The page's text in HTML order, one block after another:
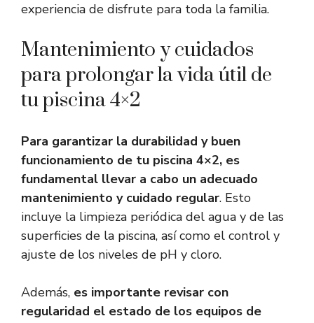
experiencia de disfrute para toda la familia.
Mantenimiento y cuidados
para prolongar la vida útil de
tu piscina 4×2
Para garantizar la durabilidad y buen
funcionamiento de tu piscina 4×2, es
fundamental llevar a cabo un adecuado
mantenimiento y cuidado regular. Esto
incluye la limpieza periódica del agua y de las
superficies de la piscina, así como el control y
ajuste de los niveles de pH y cloro.
Además, es importante revisar con
regularidad el estado de los equipos de